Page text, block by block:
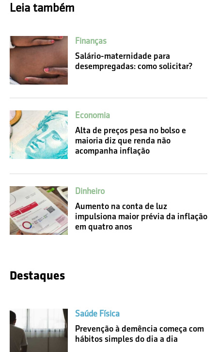
Leia também
Finanças
Salário-maternidade para
desempregadas: como solicitar?
Economia
Alta de preços pesa no bolso e
maioria diz que renda não
acompanha inflação
Dinheiro
Aumento na conta de luz
impulsiona maior prévia da inflação
em quatro anos
Destaques
Saúde Física
Prevenção à demência começa com
hábitos simples do dia a dia